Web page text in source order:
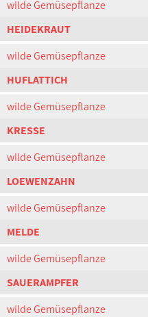
wilde Gemüsepflanze
HEIDEKRAUT
wilde Gemüsepflanze
HUFLATTICH
wilde Gemüsepflanze
KRESSE
wilde Gemüsepflanze
LOEWENZAHN
wilde Gemüsepflanze
MELDE
wilde Gemüsepflanze
SAUERAMPFER
wilde Gemüsepflanze